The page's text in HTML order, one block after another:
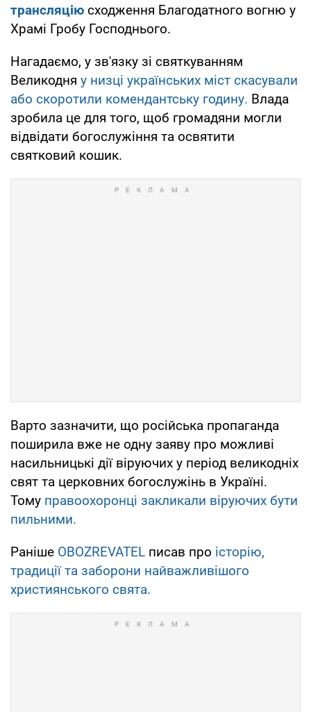
трансляцію сходження Благодатного вогню у
Храмі Гробу Господнього.
Нагадаємо, у зв'язку зі святкуванням
Великодня у низці українських міст скасували
або скоротили комендантську годину. Влада
зробила це для того, щоб громадяни могли
відвідати богослужіння та освятити
святковий кошик.
Варто зазначити, що російська пропаганда
поширила вже не одну заяву про можливі
насильницькі дії віруючих у період великодніх
свят та церковних богослужінь в Україні.
Тому правоохоронці закликали віруючих бути
пильними.
Раніше OBOZREVATEL писав про історію,
традиції та заборони найважливішого
християнського свята.